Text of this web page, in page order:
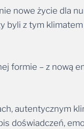
nowe życie dla
byli z tym
formie – z nową
autentycznym
doświadczeń,